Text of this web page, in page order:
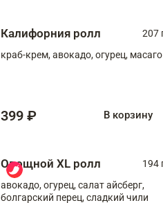
Калифорния ролл
207
краб-крем, авокадо, огурец, масаго
399 ₽ В корзину
Овощной XL ролл
194
авокадо, огурец, салат айсберг,
болгарский перец, сладкий чили